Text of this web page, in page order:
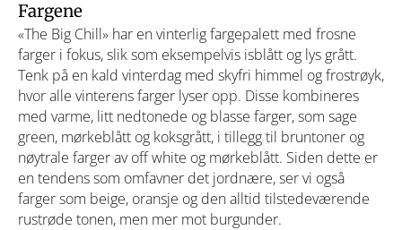
Fargene
«The Big Chill» har en vinterlig fargepalett med frosne
farger i fokus, slik som eksempelvis isblått og lys grått.
Tenk på en kald vinterdag med skyfri himmel og frostrøyk,
hvor alle vinterens farger lyser opp. Disse kombineres
med varme, litt nedtonede og blasse farger, som sage
green, mørkeblått og koksgrått, i tillegg til bruntoner og
nøytrale farger av off white og mørkeblått. Siden dette er
en tendens som omfavner det jordnære, ser vi også
farger som beige, oransje og den alltid tilstedeværende
rustrøde tonen, men mer mot burgunder.